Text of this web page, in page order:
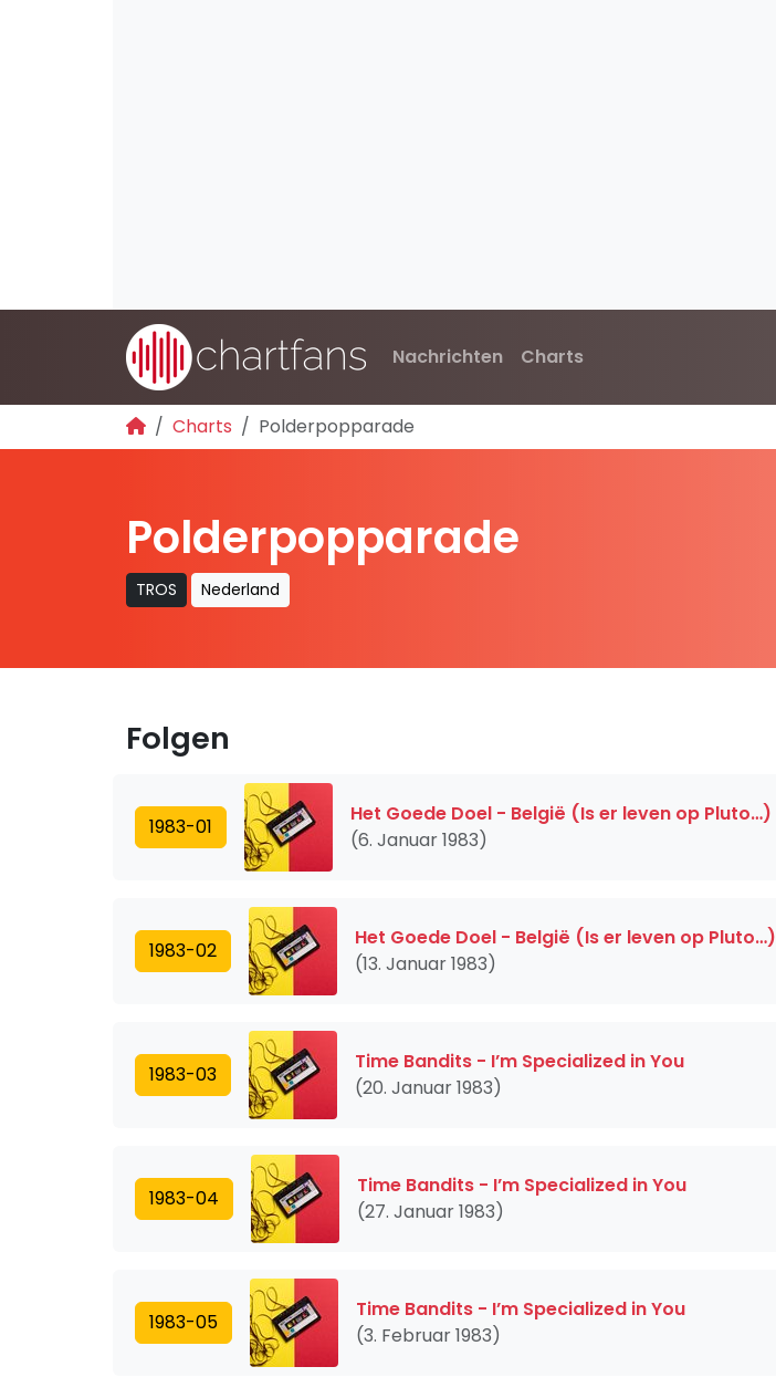
Nachrichten Charts
Charts Polderpopparade
Polderpopparade
TROS Nederland
Folgen
1983-01
Het Goede Doel - België (Is er leven op Pluto…)
(6. Januar 1983)
1983-02
Het Goede Doel - België (Is er leven op Pluto…)
(13. Januar 1983)
1983-03
Time Bandits - I’m Specialized in You
(20. Januar 1983)
1983-04
Time Bandits - I’m Specialized in You
(27. Januar 1983)
1983-05
Time Bandits - I’m Specialized in You
(3. Februar 1983)